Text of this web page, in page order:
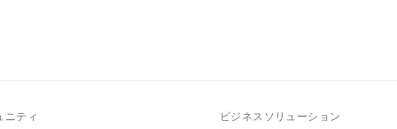
ニティ ビジネスソリューション